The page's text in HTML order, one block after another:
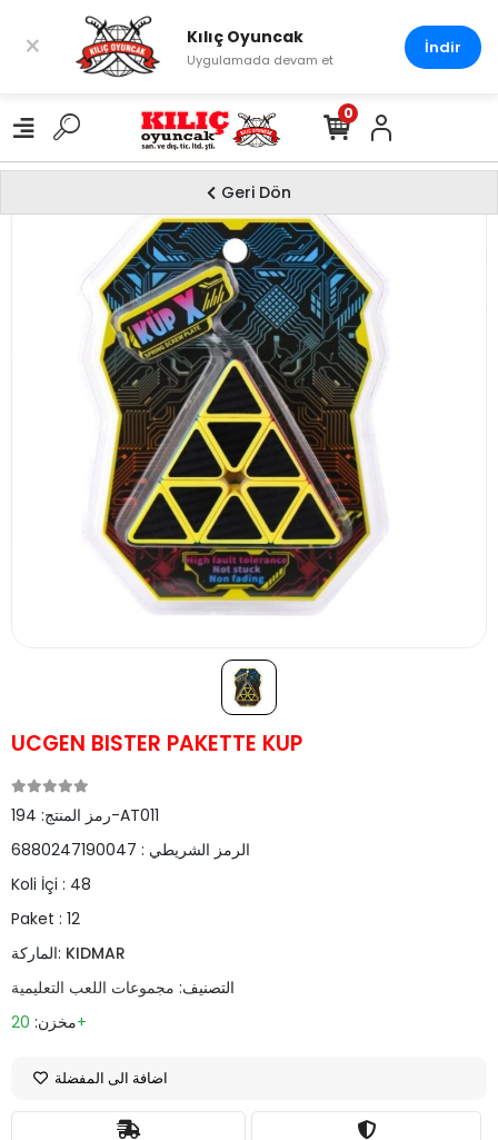
0
Geri Dön
UCGEN BISTER PAKETTE KUP
رمز المنتج:194-AT011
الرمز الشريطي : 6880247190047
Koli İçi : 48
Paket : 12
الماركة: KIDMAR
التصنيف: مجموعات اللعب التعليمية
مخزن:20+
اضافة الى المفضلة
× Kılıç Oyuncak
Uygulamada devam et
İndir